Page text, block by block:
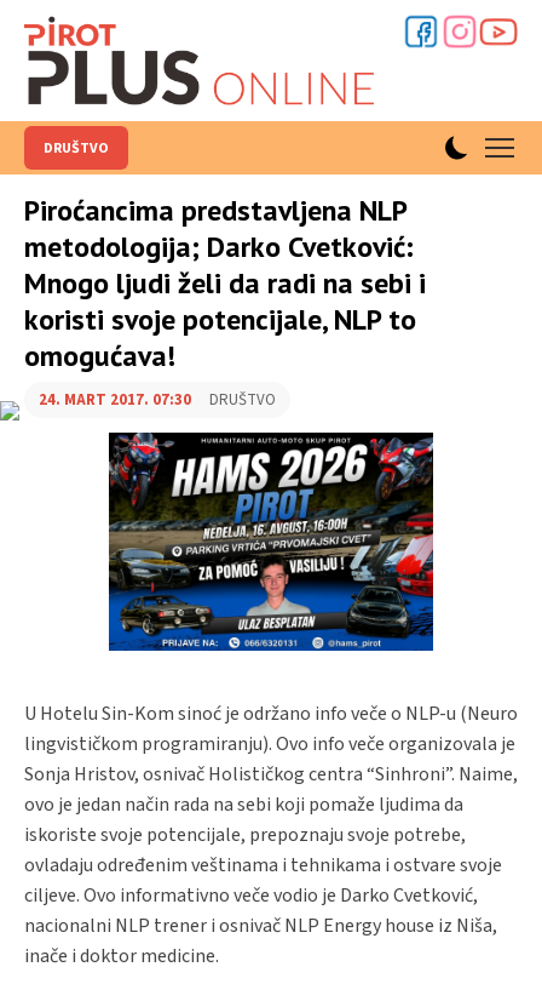
DRUŠTVO
Piroćancima predstavljena NLP
metodologija; Darko Cvetković:
Mnogo ljudi želi da radi na sebi i
koristi svoje potencijale, NLP to
omogućava!
24. MART 2017. 07:30 DRUŠTVO
U Hotelu Sin-Kom sinoć je održano info veče o NLP-u (Neuro
lingvističkom programiranju). Ovo info veče organizovala je
Sonja Hristov, osnivač Holističkog centra “Sinhroni”. Naime,
ovo je jedan način rada na sebi koji pomaže ljudima da
iskoriste svoje potencijale, prepoznaju svoje potrebe,
ovladaju određenim veštinama i tehnikama i ostvare svoje
ciljeve. Ovo informativno veče vodio je Darko Cvetković,
nacionalni NLP trener i osnivač NLP Energy house iz Niša,
inače i doktor medicine.